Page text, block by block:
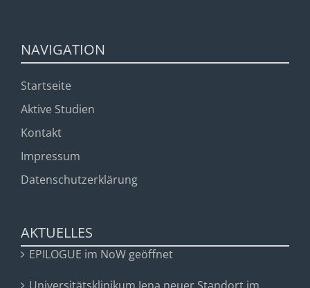
NAVIGATION
Startseite
Aktive Studien
Kontakt
Impressum
Datenschutzerklärung
AKTUELLES
EPILOGUE im NoW geöffnet